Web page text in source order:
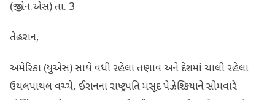
(જી.એન.એસ) તા. 3
તેહરાન,
અમેરિકા (યુએસ) સાથે વધી રહેલા તણાવ અને દેશમાં ચાલી રહેલા
ઉથલપાથલ વચ્ચે, ઈરાનના રાષ્ટ્રપતિ મસૂદ પેઝેશ્કિયાને સોમવારે